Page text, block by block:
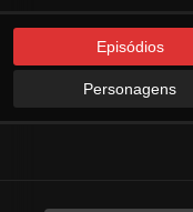
Episódios
Personagens